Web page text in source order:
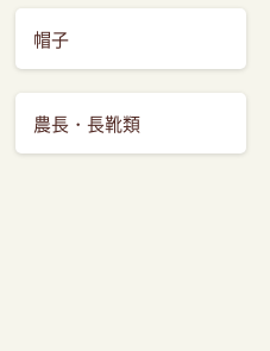
帽子
農長・長靴類